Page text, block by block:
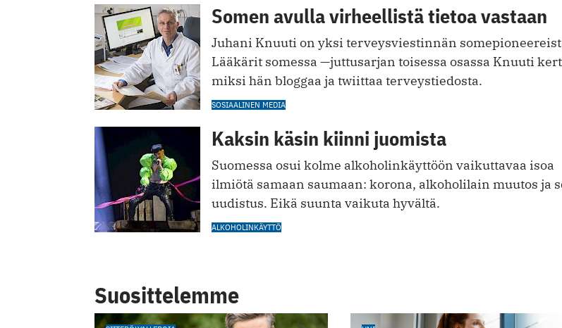
Somen avulla virheellistä tietoa vastaan
Juhani Knuuti on yksi terveysviestinnän
Lääkärit somessa —juttusarjan toisessa osassa Knuuti
miksi hän bloggaa ja twiittaa terveystiedosta.
SOSIAALINEN MEDIA
Kaksin käsin kiinni juomista
Suomessa osui kolme alkoholinkäyttöön vaikuttavaa isoa
ilmiötä samaan saumaan: korona, alkoholilain muutos ja
uudistus. Eikä suunta vaikuta hyvältä.
ALKOHOLINKÄYTTÖ
Suosittelemme